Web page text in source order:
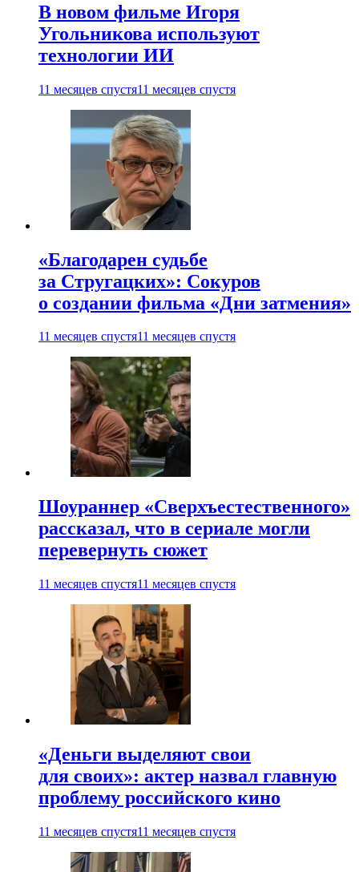
В новом фильме Игоря
Угольникова используют
технологии ИИ
11 месяцев спустя11 месяцев спустя
«Благодарен судьбе
за Стругацких»: Сокуров
о создании фильма «Дни затмения»
11 месяцев спустя11 месяцев спустя
Шоураннер «Сверхъестественного»
рассказал, что в сериале могли
перевернуть сюжет
11 месяцев спустя11 месяцев спустя
«Деньги выделяют свои
для своих»: актер назвал главную
проблему российского кино
11 месяцев спустя11 месяцев спустя